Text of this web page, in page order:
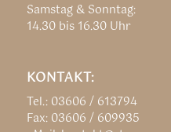
Samstag & Sonntag:
14.30 bis 16.30 Uhr
KONTAKT:
Tel.: 03606 / 613794
Fax: 03606 / 609935